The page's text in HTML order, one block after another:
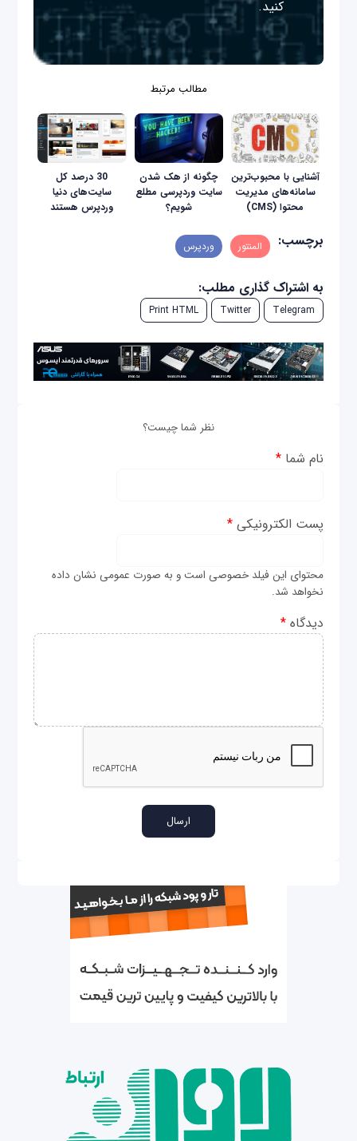
کنید.
مطالب مرتبط
آشنایی با محبوب‌ترین
سامانه‌های مدیریت
محتوا (CMS)
چگونه از هک شدن
سایت وردپرسی مطلع
شویم؟
30 درصد کل
سایت‌های دنیا
وردپرس هستند
برچسب: المنتور وردپرس
به اشتراک گذاری مطلب:
Telegram
Twitter
Print HTML
نظر شما چیست؟
نام شما*
پست الکترونیکی*
محتوای این فیلد خصوصی است و به صورت عمومی نشان داده
نخواهد شد.
دیدگاه*